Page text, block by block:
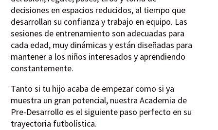
decisiones en espacios reducidos, al tiempo que
desarrollan su confianza y trabajo en equipo. Las
sesiones de entrenamiento son adecuadas para
cada edad, muy dinámicas y están diseñadas para
mantener a los niños interesados y aprendiendo
constantemente.
Tanto si tu hijo acaba de empezar como si ya
muestra un gran potencial, nuestra Academia de
Pre-Desarrollo es el siguiente paso perfecto en su
trayectoria futbolística.